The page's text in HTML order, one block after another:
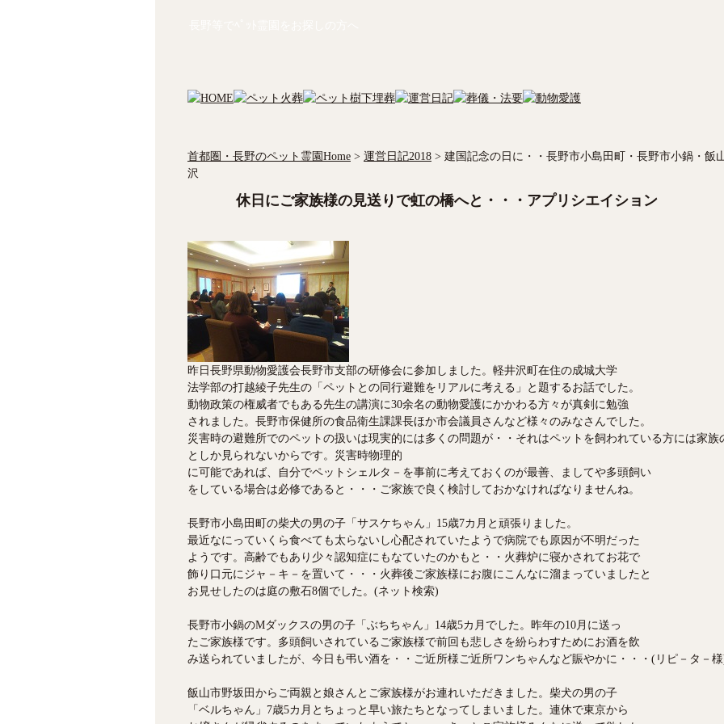
首都圏・長野のペット霊園Home > 運営日記2018 > 建国記念の日に・・長野市小島田町・長野市小鍋・飯
沢
休日にご家族様の見送りで虹の橋へと・・・アプリシエイション
昨日長野県動物愛護会長野市支部の研修会に参加しました。軽井沢町在住の成城大学
法学部の打越綾子先生の「ペットとの同行避難をリアルに考える」と題するお話でした。
動物政策の権威者でもある先生の講演に30余名の動物愛護にかかわる方々が真剣に勉強
されました。長野市保健所の食品衛生課課長ほか市会議員さんなど様々のみなさんでした。
災害時の避難所でのペットの扱いは現実的には多くの問題が・・それはペットを飼われている方には家
としか見られないからです。災害時物理的
に可能であれば、自分でペットシェルタ－を事前に考えておくのが最善、ましてや多頭飼い
をしている場合は必修であると・・・ご家族で良く検討しておかなければなりませんね。
長野市小島田町の柴犬の男の子「サスケちゃん」15歳7カ月と頑張りました。
最近なにっていくら食べても太らないし心配されていたようで病院でも原因が不明だった
ようです。高齢でもあり少々認知症にもなていたのかもと・・火葬炉に寝かされてお花で
飾り口元にジャ－キ－を置いて・・・火葬後ご家族様にお腹にこんなに溜まっていましたと
お見せしたのは庭の敷石8個でした。(ネット検索)
長野市小鍋のMダックスの男の子「ぶちちゃん」14歳5カ月でした。昨年の10月に送っ
たご家族様です。多頭飼いされているご家族様で前回も悲しさを紛らわすためにお酒を飲
み送られていましたが、今日も弔い酒を・・ご近所様ご近所ワンちゃんなど賑やかに・・・(リピ－タ－
飯山市野坂田からご両親と娘さんとご家族様がお連れいただきました。柴犬の男の子
「ベルちゃん」7歳5カ月とちょっと早い旅たちとなってしまいました。連休で東京から